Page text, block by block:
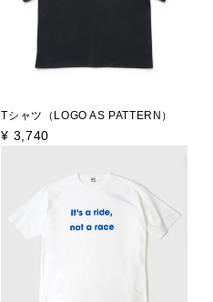
Tシャツ（LOGO AS PATTERN）
¥ 3,740